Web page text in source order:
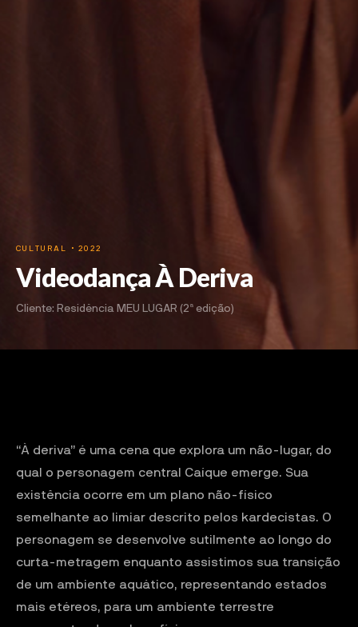
CULTURAL · 2022
Videodança À Deriva
Cliente: Residência MEU LUGAR (2ª edição)
“À deriva” é uma cena que explora um não-lugar, do
qual o personagem central Caíque emerge. Sua
existência ocorre em um plano não-físico
semelhante ao limiar descrito pelos kardecistas. O
personagem se desenvolve sutilmente ao longo do
curta-metragem enquanto assistimos sua transição
de um ambiente aquático, representando estados
mais etéreos, para um ambiente terrestre